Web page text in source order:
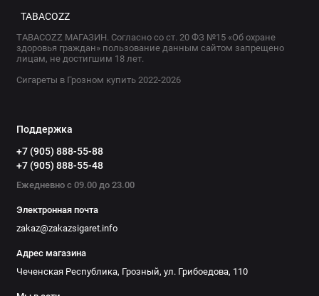
TABACOZZ
TABACOZZ МАГАЗИН. Согласно со ст. 20 ФЗ №15 «Об охране
здоровья граждан» пользование данным сайтом запрещено
лицам, не достигшим 18 лет.
Сигареты в Грозном купить 2022-2026
Поддержка
+7 (905) 888-55-88
+7 (905) 888-55-48
Ежедневно с 09.00 до 23.00
Электронная почта
zakaz@zakazsigaret.info
Адрес магазина
Чеченская Республика, Грозный, ул. Грибоедова, 110